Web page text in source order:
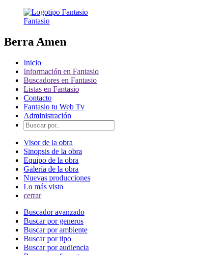
Fantasio
Berra Amen
Inicio
Información en Fantasio
Buscadores en Fantasio
Listas en Fantasio
Contacto
Fantasio tu Web Tv
Administración
Visor de la obra
Sinopsis de la obra
Equipo de la obra
Galería de la obra
Nuevas producciones
Lo más visto
cerrar
Buscador avanzado
Buscar por generos
Buscar por ambiente
Buscar por tipo
Buscar por audiencia